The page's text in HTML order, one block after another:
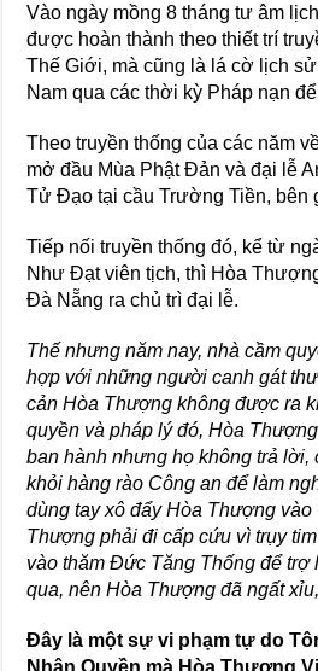
Vào ngày mồng 8 tháng tư âm
được hoàn thành theo thiết trí
Thế Giới, mà cũng là lá cờ lịch
Nam qua các thời kỳ Pháp nạn
Theo truyền thống của các năm
mở đầu Mùa Phật Đản và đại lễ
Tử Đạo tại cầu Trường Tiền, bên
Tiếp nối truyền thống đó, kể từ
Như Đạt viên tịch, thì Hòa
Đà Nẵng ra chủ trì đại lễ.
Thế nhưng năm nay, nhà cầm
hợp với những người canh gát
cản Hòa Thượng không được ra
quyền và pháp lý đó, Hòa
ban hành nhưng họ không trả
khỏi hàng rào Công an để làm
dùng tay xô đẩy Hòa Thượng
Thượng phải đi cấp cứu vì trụy
vào thăm Đức Tăng Thống để
qua, nên Hòa Thượng đã ngất
Đây là một sự vi phạm tự do
Nhân Quyền mà Hòa Thượng